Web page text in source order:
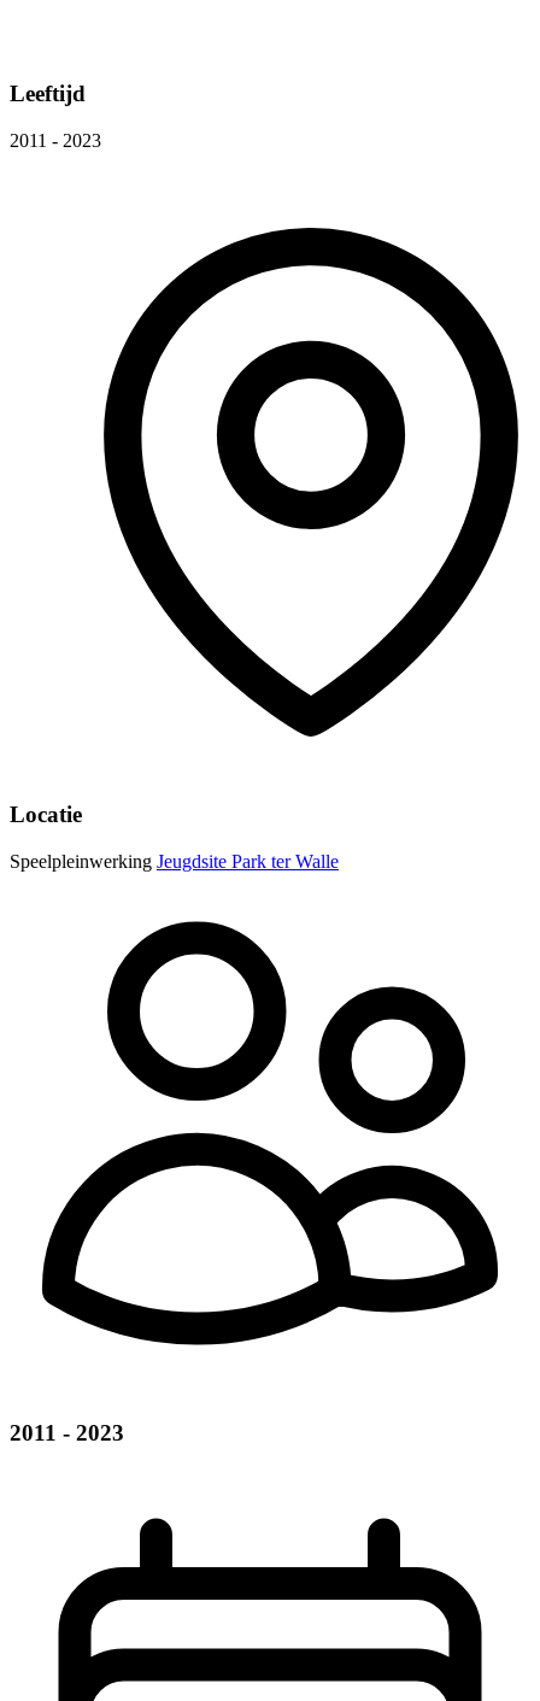
Leeftijd
2011 - 2023
Locatie
Speelpleinwerking Jeugdsite Park ter Walle
2011 - 2023